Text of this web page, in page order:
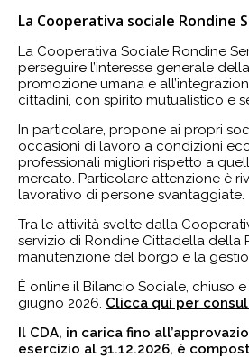
La Cooperativa sociale Rondine
La Cooperativa Sociale Rondine
perseguire l’interesse generale
promozione umana e
cittadini, con spirito mutualistico e
In particolare, propone ai propri
occasioni di lavoro a condizioni
professionali migliori rispetto a
mercato. Particolare attenzione è
lavorativo di persone svantaggiate.
Tra le attività svolte dalla
servizio di Rondine Cittadella della
manutenzione del borgo e la
È online il Bilancio Sociale, chiuso
giugno 2026. Clicca qui per
Il CDA, in carica fino
esercizio al 31.12.2026, è